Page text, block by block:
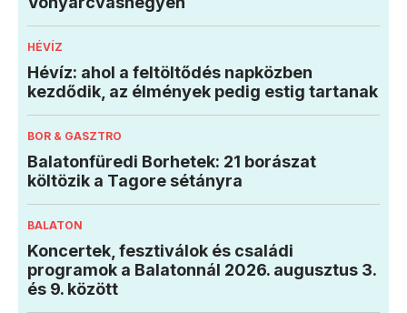
HÉVÍZ
Hévíz: ahol a feltöltődés napközben
kezdődik, az élmények pedig estig tartanak
BOR & GASZTRO
Balatonfüredi Borhetek: 21 borászat
költözik a Tagore sétányra
BALATON
Koncertek, fesztiválok és családi
programok a Balatonnál 2026. augusztus 3.
és 9. között